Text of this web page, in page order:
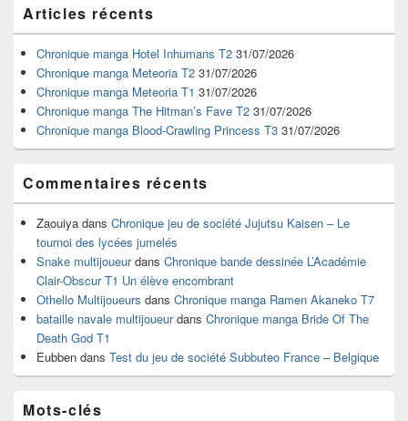
principale
de
widget
pour
barre
latérale
Articles récents
Chronique manga Hotel Inhumans T2 31/07/2026
Chronique manga Meteoria T2 31/07/2026
Chronique manga Meteoria T1 31/07/2026
Chronique manga The Hitman’s Fave T2 31/07/2026
Chronique manga Blood-Crawling Princess T3 31/07/2026
Commentaires récents
Zaouiya dans Chronique jeu de société Jujutsu Kaisen – Le
tournoi des lycées jumelés
Snake multijoueurdans Chronique bande dessinée L’Académie
Clair-Obscur T1 Un élève encombrant
Othello Multijoueurs dans Chronique manga Ramen Akaneko T7
bataille navale multijoueurdans Chronique manga Bride Of The
Death God T1
Eubben dans Test du jeu de société Subbuteo France – Belgique
Mots-clés